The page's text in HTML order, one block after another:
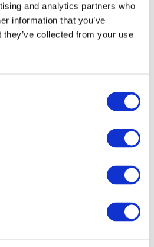
and analytics partners who
information that you’ve
collected from your use
Всі заходи